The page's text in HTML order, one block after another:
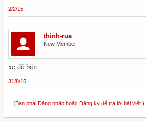
2/2/15
thinh-rua
New Member
xe đã bán
31/8/15
(Bạn phải Đăng nhập hoặc Đăng ký để trả lời bài viết.)